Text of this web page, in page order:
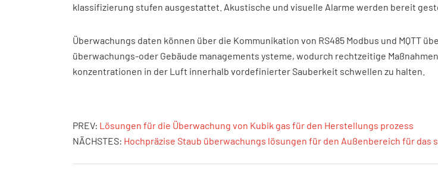
klassifizierung stufen ausgestattet. Akustische und visuelle Alarme werden bereit
Überwachungs daten können über die Kommunikation von RS485 Modbus und MQTT
überwachungs-oder Gebäude managements ysteme, wodurch rechtzeitige
konzentrationen in der Luft innerhalb vordefinierter Sauberkeit schwellen zu halten.
PREV: Lösungen für die Überwachung von Kubik gas für den Herstellungs prozess
NÄCHSTES: Hochpräzise Staub überwachungs lösungen für den Außenbereich für